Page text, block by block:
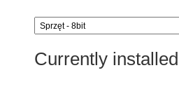
Currently installed